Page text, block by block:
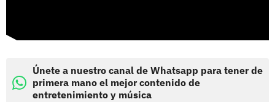
Únete a nuestro canal de Whatsapp para tener de
primera mano el mejor contenido de
entretenimiento y música